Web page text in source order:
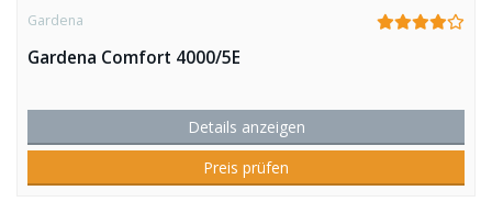
Gardena
Gardena Comfort 4000/5E
Details anzeigen
Preis prüfen